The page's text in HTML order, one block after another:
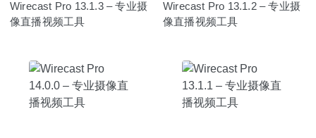
Wirecast Pro 13.1.3 – 专业摄
像直播视频工具
Wirecast Pro 13.1.2 – 专业摄
像直播视频工具